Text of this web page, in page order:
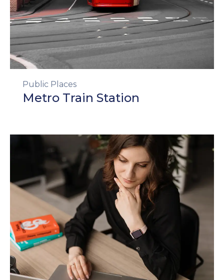
Public Places
Metro Train Station